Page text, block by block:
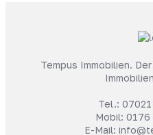
Tempus Immobilien.
Tel.:
Mobil: 0176
E-Mail: